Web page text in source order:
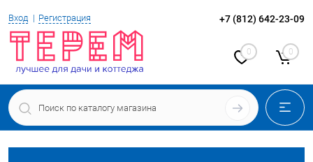
Вход Регистрация +7 (812) 642-23-09
0 0